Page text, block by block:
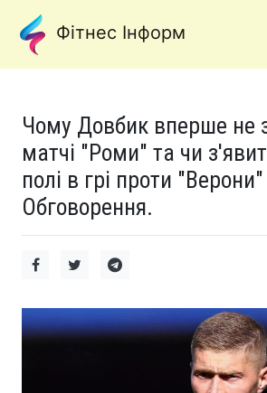
Фітнес Інформ
Чому Довбик вперше не
матчі "Роми" та чи
полі в грі проти
Обговорення.